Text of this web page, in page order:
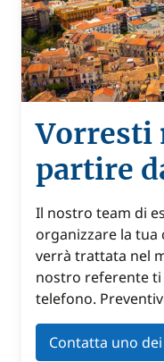
Vorresti
partire
Il nostro team di
organizzare la tua
verrà trattata nel
nostro referente
telefono.
Contatta uno